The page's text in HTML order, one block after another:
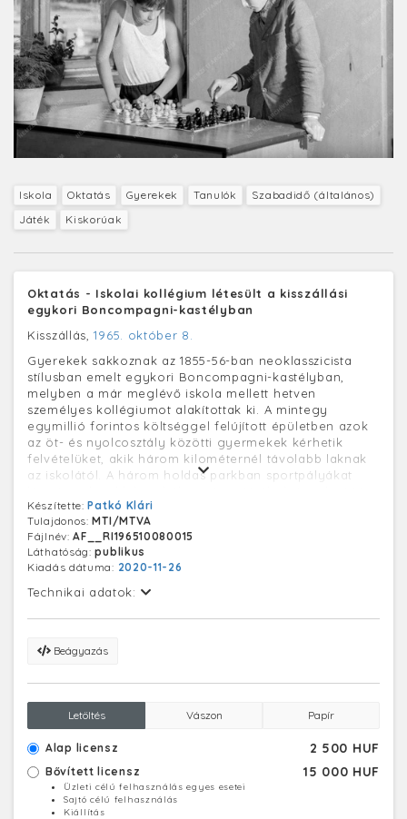
Iskola Oktatás Gyerekek Tanulók
Szabadidő (általános)
Játék
Kiskorúak
Oktatás - Iskolai kollégium létesült a kisszállási
egykori Boncompagni-kastélyban
Kisszállás,1965. október 8.
Gyerekek sakkoznak az 1855-56-ban neoklasszicista
stílusban emelt egykori Boncompagni-kastélyban,
melyben a már meglévő iskola mellett hetven
személyes kollégiumot alakítottak ki. A mintegy
egymillió forintos költséggel felújított épületben azok
az öt- és nyolcosztály közötti gyermekek kérhetik
felvételüket, akik három kilométernél távolabb laknak
az iskolától. A három holdas parkban sportpályákat
áll a diákok rendelkezésére szabadidejükben.
A kastély egykori tulajdonosai a Boncompagni-
Ludovisi családból Arduina hercegné és San Martinod-i
Valperga Henrik gróf, Mayer János unokái voltak. A
Földművelésügyi miniszter 1946-ban a Boncompagni-
féle kastélyt iskola céljára adta át.
Készítette:Patkó Klári
Tulajdonos:MTI/MTVA
Fájlnév:AF__RI196510080015
Láthatóság:publikus
Kiadás dátuma: 2020-11-26
Technikai adatok:
Beágyazás
Letöltés Vászon Papír
Alap licensz 2 500 HUF
Bővített licensz 15 000 HUF
Üzleti célú felhasználás egyes esetei
Sajtó célú felhasználás
Kiállítás